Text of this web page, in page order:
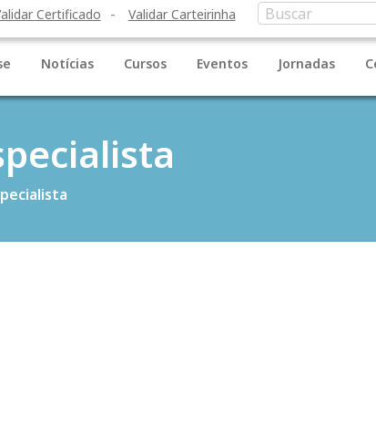
Certificado Validar Carteirinha
Notícias Cursos Eventos Jornadas